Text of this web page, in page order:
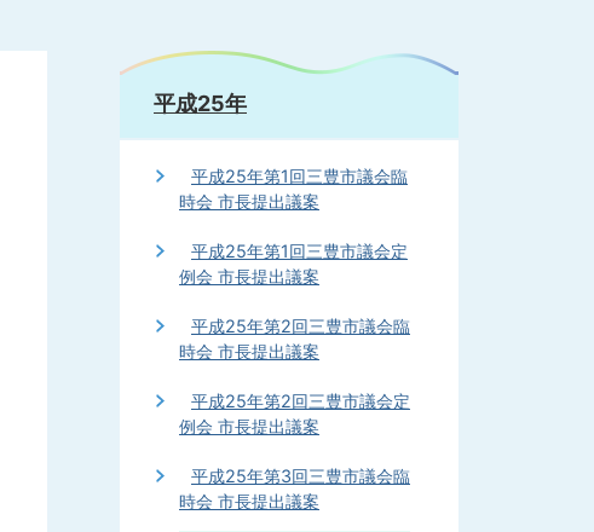
平成25年
平成25年第1回三豊市議会臨
時会 市長提出議案
平成25年第1回三豊市議会定
例会 市長提出議案
平成25年第2回三豊市議会臨
時会 市長提出議案
平成25年第2回三豊市議会定
例会 市長提出議案
平成25年第3回三豊市議会臨
時会 市長提出議案